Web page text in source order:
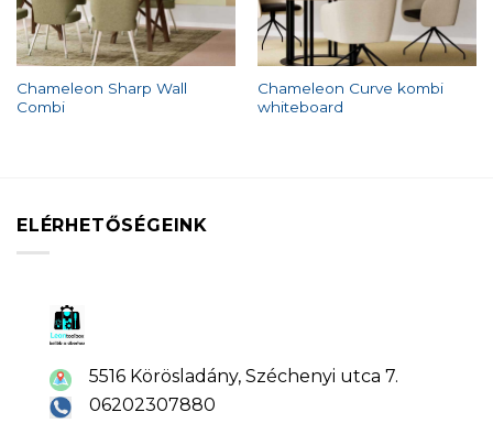
Chameleon Sharp Wall
Combi
Chameleon Curve kombi
whiteboard
ELÉRHETŐSÉGEINK
5516 Körösladány, Széchenyi utca 7.
06202307880